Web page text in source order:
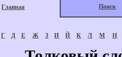
Главная Поиск
Г Д Е Ж З И Й К Л М Н